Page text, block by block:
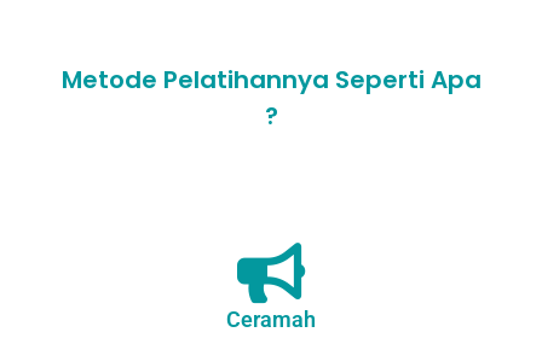
Metode Pelatihannya Seperti Apa
?
Ceramah